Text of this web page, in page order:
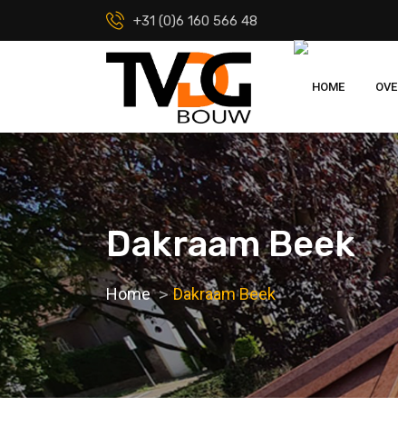
+31 (0)6 160 566 48
HOME
Dakraam Beek
Home Dakraam Beek